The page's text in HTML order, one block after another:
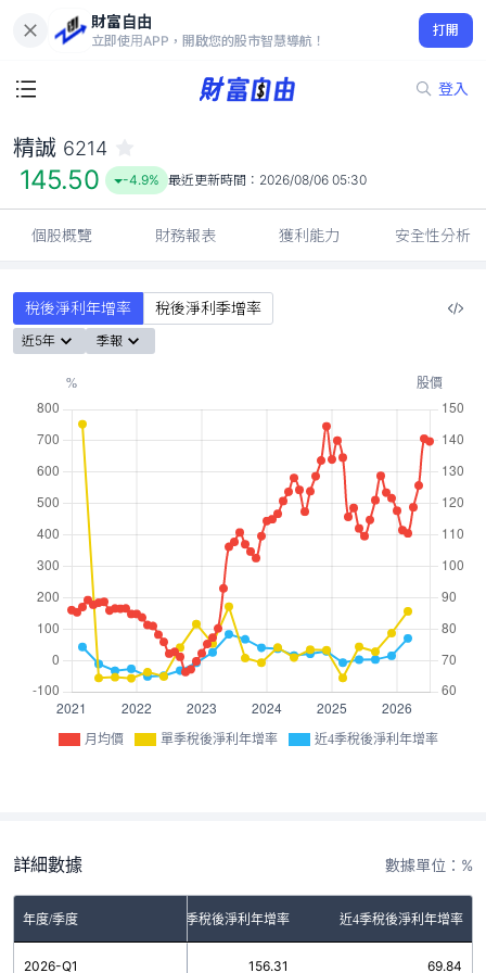
財富自由
立即使用APP，開啟您的股市智慧導航！
打開
登入
145.50
-4.9%
精誠 6214
145.50 -4.9% 最近更新時間： 2026/08/06 05:30
個股概覽 財務報表 獲利能力 安全性分析
稅後淨利年增率 稅後淨利季增率
近5年 季報
月均價 單季稅後淨利年增率 近4季稅後淨利年增率
詳細數據 數據單位：%
年度/季度 單季稅後淨利年增率 近4季稅後淨利年增率
2026-Q1 156.31 69.84